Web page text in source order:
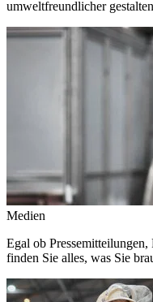
umweltfreundlicher
Medien
Egal ob
finden Sie alles, was Sie